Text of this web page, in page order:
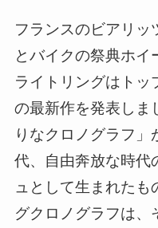
フランスのビアリッ
とバイクの祭典ホ
ライトリングはトッ
の最新作を発表しま
りなクロノグラフ
代、自由奔放な時代
ュとして生まれた
グクロノグラフは、